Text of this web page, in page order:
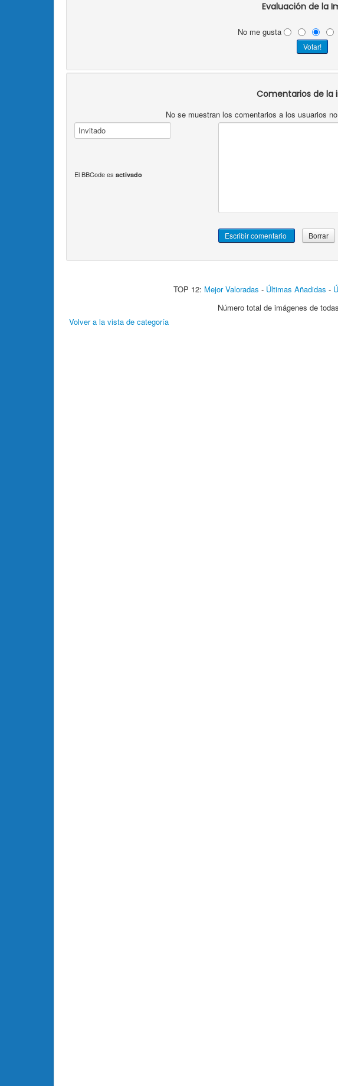
Evaluación de la
No me gusta
Comentarios de la
No se muestran los comentarios a los usuarios
El BBCode es activado
TOP 12: Mejor Valoradas - Últimas Añadidas -
Número total de imágenes de
Volver a la vista de categoría